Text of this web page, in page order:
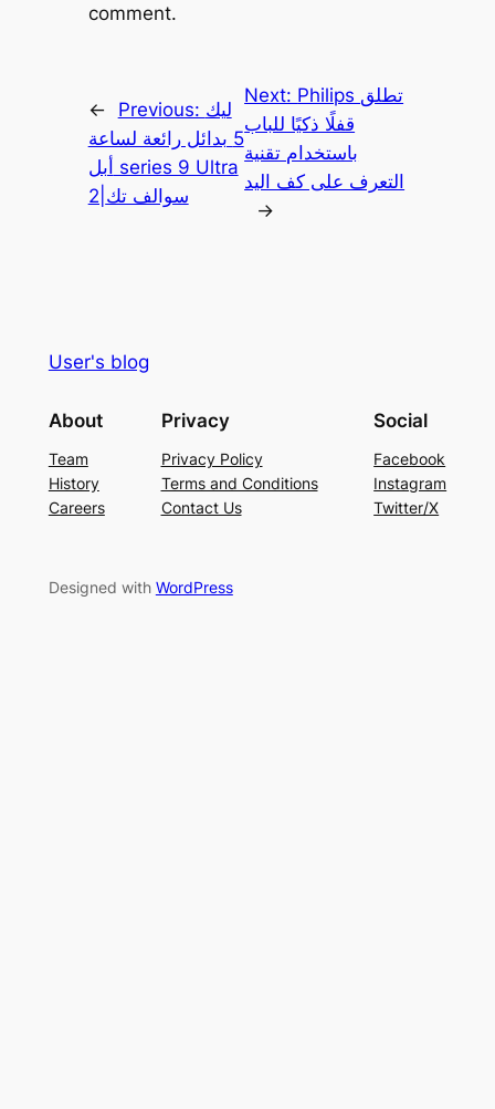
comment.
← Previous: ليك
5 بدائل رائعة لساعة
أبل series 9 Ultra
2|سوالف تك
Next: Philips تطلق
قفلًا ذكيًا للباب
باستخدام تقنية
التعرف على كف اليد
→
User's blog
About
Team
History
Careers
Privacy
Privacy Policy
Terms and Conditions
Contact Us
Social
Facebook
Instagram
Twitter/X
Designed with WordPress